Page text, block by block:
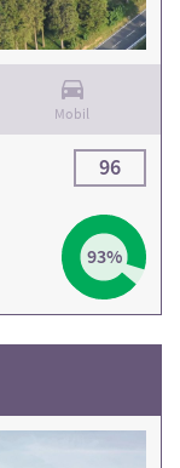
Mobil
93%
96